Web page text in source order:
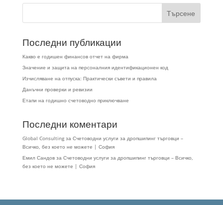
Последни публикации
Какво е годишен финансов отчет на фирма
Значение и защита на персоналния идентификационен код
Изчисляване на отпуска: Практически съвети и правила
Данъчни проверки и ревизии
Етапи на годишно счетоводно приключване
Последни коментари
Global Consultingза Счетоводни услуги за дропшипинг търговци –
Всичко, без което не можете | София
Емил Сандовза Счетоводни услуги за дропшипинг търговци – Всичко,
без което не можете | София